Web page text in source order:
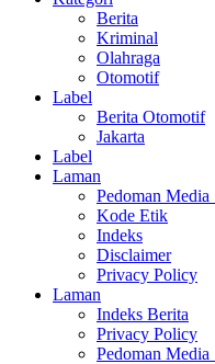
Berita
Kriminal
Olahraga
Otomotif
Label
Berita Otomotif
Jakarta
Label
Laman
Pedoman Media
Kode Etik
Indeks
Disclaimer
Privacy Policy
Laman
Indeks Berita
Privacy Policy
Pedoman Media